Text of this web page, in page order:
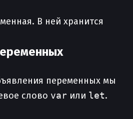
В ней хранится
переменных мы
слово var или let.